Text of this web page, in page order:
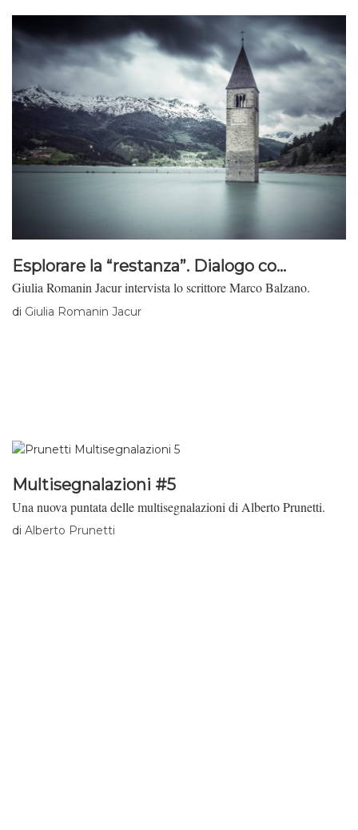
Esplorare la “restanza”. Dialogo co...
Giulia Romanin Jacur intervista lo scrittore Marco Balzano.
di Giulia Romanin Jacur
Multisegnalazioni #5
Una nuova puntata delle multisegnalazioni di Alberto Prunetti.
di Alberto Prunetti